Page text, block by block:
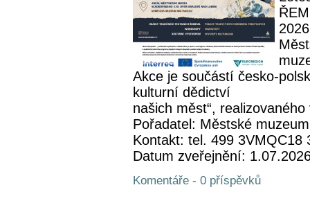
Akce je součástí česko-
kulturní dědictví
našich měst“,
Pořadatel: Městské
Kontakt: tel. 499 3VMQC18
Datum zveřejnění:
Komentáře - 0 příspěvků